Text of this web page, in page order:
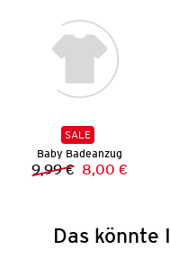
SALE
Baby Badeanzug
Vorheriger
9,99 € Neuer Preis:
8,00 €
Das könnte